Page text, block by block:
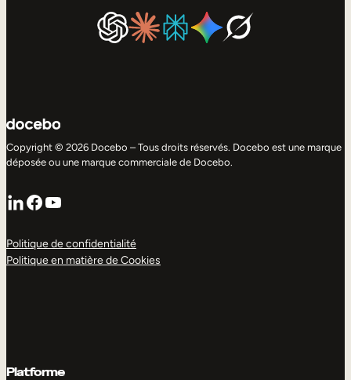
Copyright © 2026 Docebo – Tous droits réservés. Docebo est une marque
déposée ou une marque commerciale de Docebo.
LinkedIn
Facebook
YouTube
Politique de confidentialité
Politique en matière de Cookies
Platforme